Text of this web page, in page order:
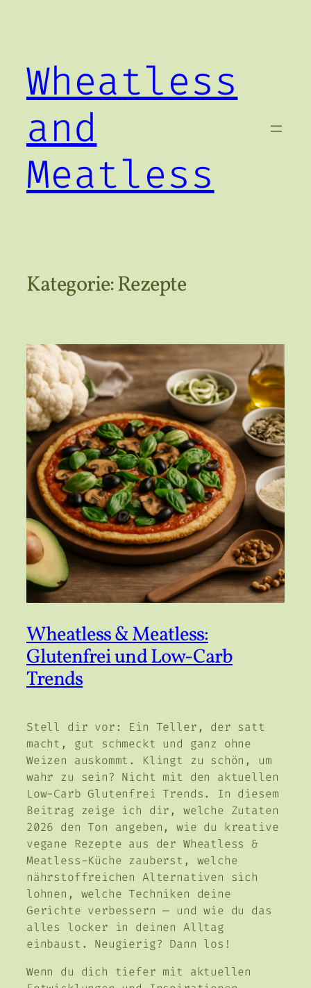
Wheatless
and
Meatless
Kategorie:Rezepte
Wheatless & Meatless:
Glutenfrei und Low-Carb
Trends
Stell dir vor: Ein Teller, der satt
macht, gut schmeckt und ganz ohne
Weizen auskommt. Klingt zu schön, um
wahr zu sein? Nicht mit den aktuellen
Low-Carb Glutenfrei Trends. In diesem
Beitrag zeige ich dir, welche Zutaten
2026 den Ton angeben, wie du kreative
vegane Rezepte aus der Wheatless &
Meatless-Küche zauberst, welche
nährstoffreichen Alternativen sich
lohnen, welche Techniken deine
Gerichte verbessern — und wie du das
alles locker in deinen Alltag
einbaust. Neugierig? Dann los!
Wenn du dich tiefer mit aktuellen